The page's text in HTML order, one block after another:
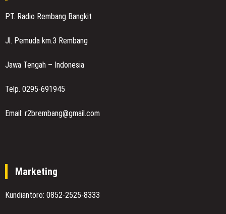
PT. Radio Rembang Bangkit
Jl. Pemuda km.3 Rembang
Jawa Tengah – Indonesia
Telp. 0295-691945
Email: r2brembang@gmail.com
Marketing
Kundiantoro: 0852-2525-8333